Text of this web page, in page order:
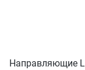
Направляющие